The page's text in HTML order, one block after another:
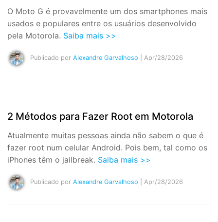
O Moto G é provavelmente um dos smartphones mais
usados e populares entre os usuários desenvolvido
pela Motorola. Saiba mais >>
Publicado por Alexandre Garvalhoso | Apr/28/2026
2 Métodos para Fazer Root em Motorola
Atualmente muitas pessoas ainda não sabem o que é
fazer root num celular Android. Pois bem, tal como os
iPhones têm o jailbreak. Saiba mais >>
Publicado por Alexandre Garvalhoso | Apr/28/2026